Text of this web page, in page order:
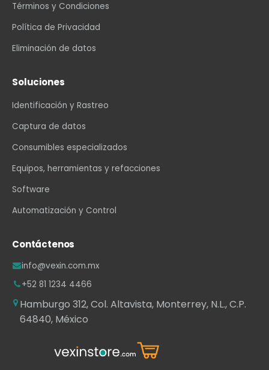
Términos y Condiciones
Política de Privacidad
Eliminación de datos
Soluciones
Identificación y Rastreo
Captura de datos
Consumibles especializados
Equipos, herramientas y refacciones
Software
Automatización y Control
Contáctenos
info@vexin.com.mx
+52 81 1234 4466
Hamburgo 312, Col. Altavista, Monterrey, N.L., C.P.
64840, México